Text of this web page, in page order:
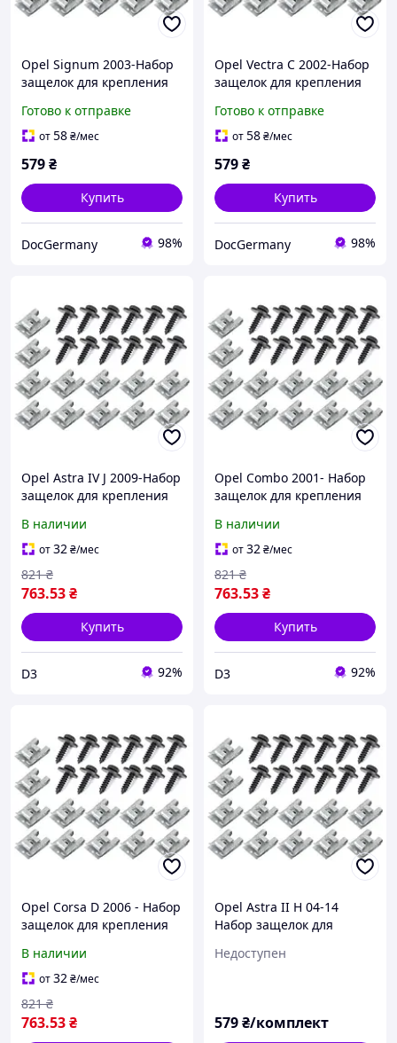
Opel Signum 2003-Набор
защелок для крепления
комплектект, арт. DA-
15338
Готово к отправке
от58₴/мес
579₴
Купить
DocGermany 98%
Opel Vectra C 2002-Набор
защелок для крепления
комплектект, арт. DA-
15339
Готово к отправке
от58₴/мес
579₴
Купить
DocGermany 98%
Opel Astra IV J 2009-Набор
защелок для крепления
комплектект, арт. DA-
15331
В наличии
от32₴/мес
763.53₴
821 ₴
Купить
D3 92%
Opel Combo 2001- Набор
защелок для крепления
комплектект, арт. DA-
15332
В наличии
от32₴/мес
763.53₴
821 ₴
Купить
D3 92%
Opel Corsa D 2006 - Набор
защелок для крепления
комплектект, арт. DA-
15334
В наличии
от32₴/мес
763.53₴
821 ₴
Opel Astra II H 04-14
Набор защелок для
двигателя 24шт.
Недоступен
579₴/комплект